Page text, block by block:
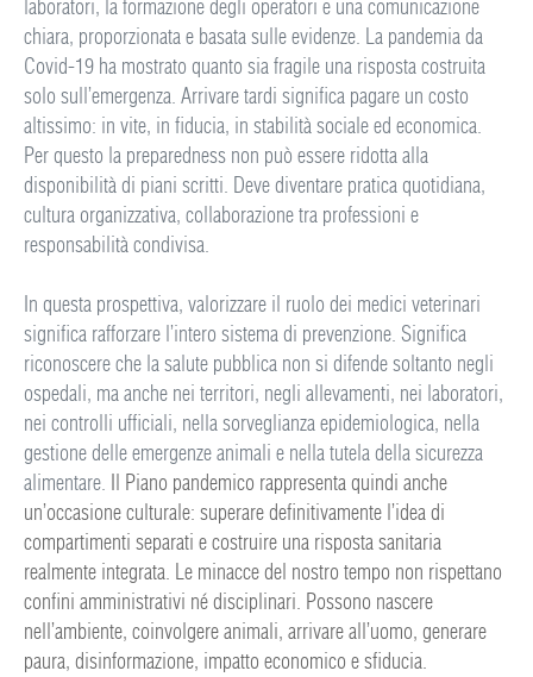
laboratori, la formazione degli operatori e una comunicazione
chiara, proporzionata e basata sulle evidenze. La pandemia da
Covid-19 ha mostrato quanto sia fragile una risposta costruita
solo sull’emergenza. Arrivare tardi significa pagare un costo
altissimo: in vite, in fiducia, in stabilità sociale ed economica.
Per questo la preparedness non può essere ridotta alla
disponibilità di piani scritti. Deve diventare pratica quotidiana,
cultura organizzativa, collaborazione tra professioni e
responsabilità condivisa.
In questa prospettiva, valorizzare il ruolo dei medici veterinari
significa rafforzare l’intero sistema di prevenzione. Significa
riconoscere che la salute pubblica non si difende soltanto negli
ospedali, ma anche nei territori, negli allevamenti, nei laboratori,
nei controlli ufficiali, nella sorveglianza epidemiologica, nella
gestione delle emergenze animali e nella tutela della sicurezza
alimentare. Il Piano pandemico rappresenta quindi anche
un’occasione culturale: superare definitivamente l’idea di
compartimenti separati e costruire una risposta sanitaria
realmente integrata. Le minacce del nostro tempo non rispettano
confini amministrativi né disciplinari. Possono nascere
nell’ambiente, coinvolgere animali, arrivare all’uomo, generare
paura, disinformazione, impatto economico e sfiducia.